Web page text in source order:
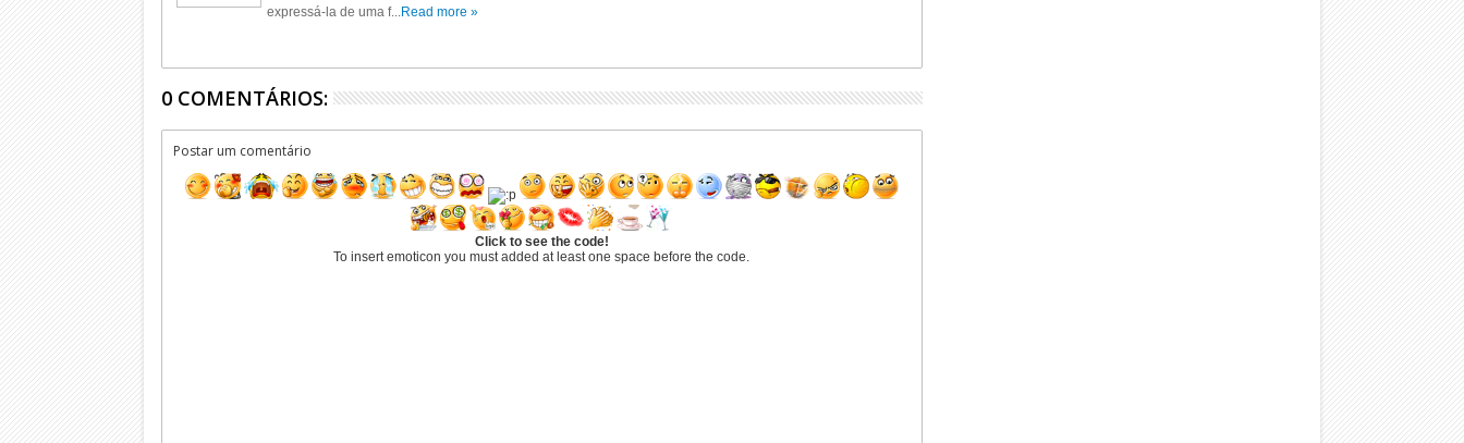
expressá-la de uma f...Read more »
0 COMENTÁRIOS:
Postar um comentário
Click to see the code!
To insert emoticon you must added at least one space before the code.